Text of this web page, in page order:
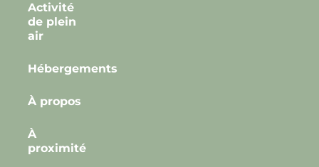
Activité
de plein
air
Hébergements
À propos
À
proximité